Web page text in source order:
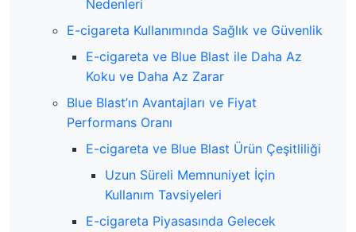
Nedenleri
E-cigareta Kullanımında Sağlık ve Güvenlik
E-cigareta ve Blue Blast ile Daha Az
Koku ve Daha Az Zarar
Blue Blast’ın Avantajları ve Fiyat
Performans Oranı
E-cigareta ve Blue Blast Ürün Çeşitliliği
Uzun Süreli Memnuniyet İçin
Kullanım Tavsiyeleri
E-cigareta Piyasasında Gelecek